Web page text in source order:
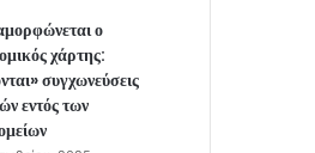
ο
χάρτης:
συγχωνεύσεις
εντός των